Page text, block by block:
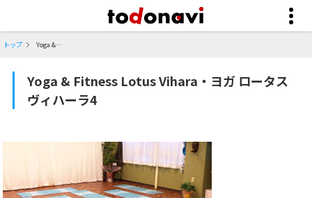
トップ Yoga & Fitness Lotus Vihara・ヨガ ロータスヴィハーラ4
Yoga & Fitness Lotus Vihara・ヨガ ロータス
ヴィハーラ4